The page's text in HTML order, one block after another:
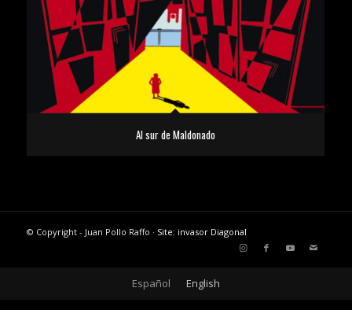
Al sur de Maldonado
© Copyright - Juan Pollo Raffo · Site: invasor Diagonal
Español English